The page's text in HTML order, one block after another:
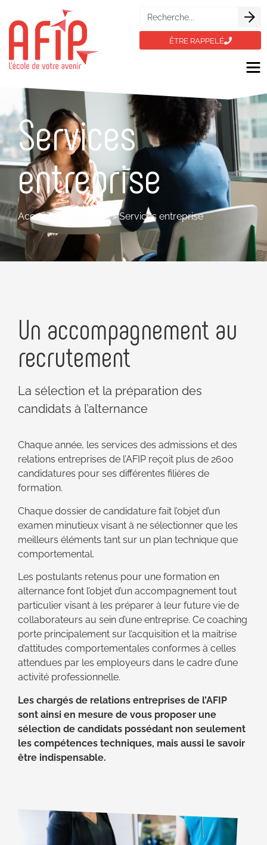
ÊTRE RAPPELÉ
Services
entreprise
Accueil> Entreprises>Services entreprise
Un accompagnement au
recrutement
La sélection et la préparation des
candidats à l’alternance
Chaque année, les services des admissions et des
relations entreprises de l’AFIP reçoit plus de 2600
candidatures pour ses différentes filières de
formation.
Chaque dossier de candidature fait l’objet d’un
examen minutieux visant à ne sélectionner que les
meilleurs éléments tant sur un plan technique que
comportemental.
Les postulants retenus pour une formation en
alternance font l’objet d’un accompagnement tout
particulier visant à les préparer à leur future vie de
collaborateurs au sein d’une entreprise. Ce coaching
porte principalement sur l’acquisition et la maitrise
d’attitudes comportementales conformes à celles
attendues par les employeurs dans le cadre d’une
activité professionnelle.
Les chargés de relations entreprises de l’AFIP
sont ainsi en mesure de vous proposer une
sélection de candidats possédant non seulement
les compétences techniques, mais aussi le savoir
être indispensable.